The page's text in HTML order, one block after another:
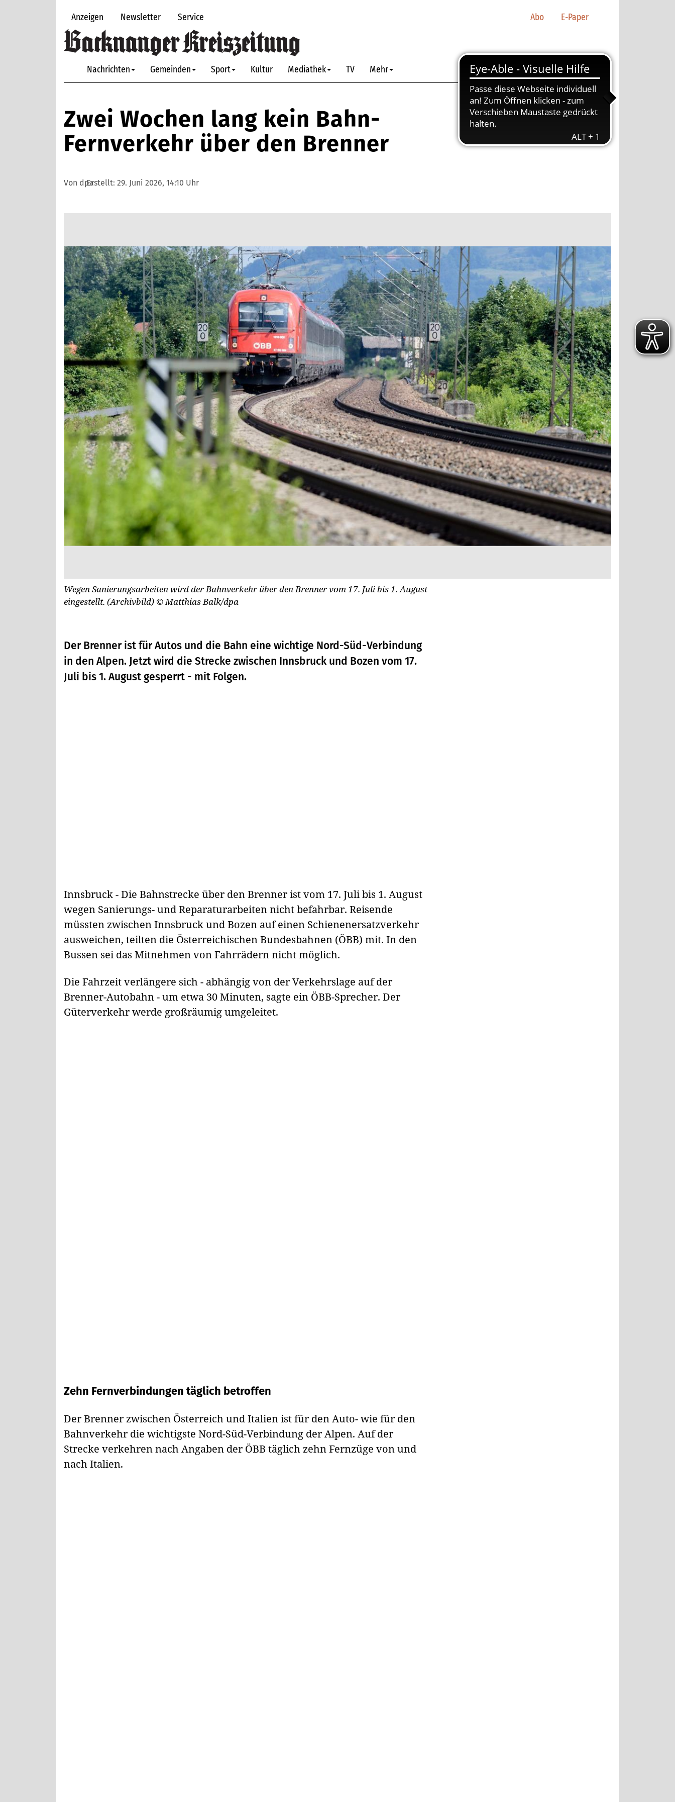
Anzeigen Newsletter Service Abo E-Paper
Nachrichten Gemeinden Sport Kultur Mediathek TV Mehr
Zwei Wochen lang kein Bahn-
Fernverkehr über den Brenner
Von dpaErstellt: 29. Juni 2026, 14:10 Uhr
Wegen Sanierungsarbeiten wird der Bahnverkehr über den Brenner vom 17. Juli bis 1. August
eingestellt. (Archivbild) © Matthias Balk/dpa
Der Brenner ist für Autos und die Bahn eine wichtige Nord-Süd-Verbindung
in den Alpen. Jetzt wird die Strecke zwischen Innsbruck und Bozen vom 17.
Juli bis 1. August gesperrt - mit Folgen.
Innsbruck - Die Bahnstrecke über den Brenner ist vom 17. Juli bis 1. August
wegen Sanierungs- und Reparaturarbeiten nicht befahrbar. Reisende
müssten zwischen Innsbruck und Bozen auf einen Schienenersatzverkehr
ausweichen, teilten die Österreichischen Bundesbahnen (ÖBB) mit. In den
Bussen sei das Mitnehmen von Fahrrädern nicht möglich.
Die Fahrzeit verlängere sich - abhängig von der Verkehrslage auf der
Brenner-Autobahn - um etwa 30 Minuten, sagte ein ÖBB-Sprecher. Der
Güterverkehr werde großräumig umgeleitet.
Zehn Fernverbindungen täglich betroffen
Der Brenner zwischen Österreich und Italien ist für den Auto- wie für den
Bahnverkehr die wichtigste Nord-Süd-Verbindung der Alpen. Auf der
Strecke verkehren nach Angaben der ÖBB täglich zehn Fernzüge von und
nach Italien.